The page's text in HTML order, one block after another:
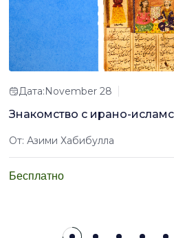
Дата:November 28
Знакомство с ирано-
От: Азими Хабибулла
Бесплатно